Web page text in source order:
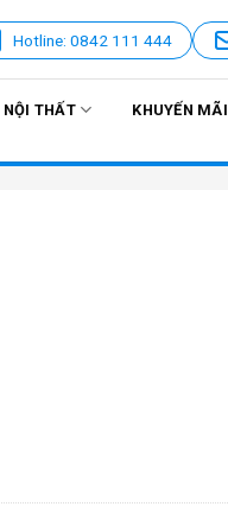
Hotline: 0842 111 444
NỘI THẤT KHUYẾN MÃI